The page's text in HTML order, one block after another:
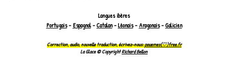
Langues ibères
Portugais- Espagnol-Catalan-Léonais- Aragonais-Galicien
Correction, audio, nouvelle traduction, écrivez-nous:pouemes(♡)free.fr
La Glace © CopyrightRichard Bellon